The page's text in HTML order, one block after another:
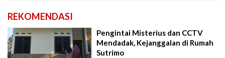
REKOMENDASI
Pengintai Misterius dan CCTV
Mendadak, Kejanggalan di Rumah
Sutrimo